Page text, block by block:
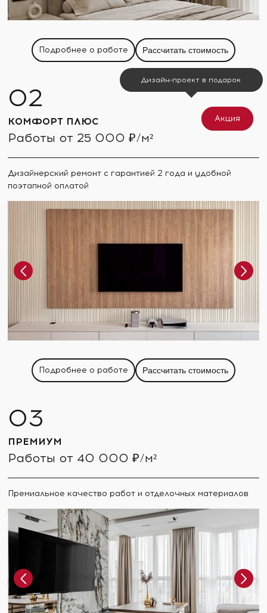
Подробнее о работе Рассчитать стоимость
КОМФОРТ ПЛЮС
Работы от 25 000 ₽/м²
Дизайнерский ремонт с гарантией 2 года и удобной
поэтапной оплатой
Подробнее о работе Рассчитать стоимость
Акция
Дизайн-проект в подарок
ПРЕМИУМ
Работы от 40 000 ₽/м²
Премиальное качество работ и отделочных материалов